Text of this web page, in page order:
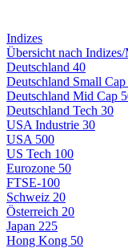
Indizes
Übersicht nach
Deutschland 40
Deutschland Small
Deutschland Mid Cap
Deutschland Tech 30
USA Industrie 30
USA 500
US Tech 100
Eurozone 50
FTSE-100
Schweiz 20
Österreich 20
Japan 225
Hong Kong 50